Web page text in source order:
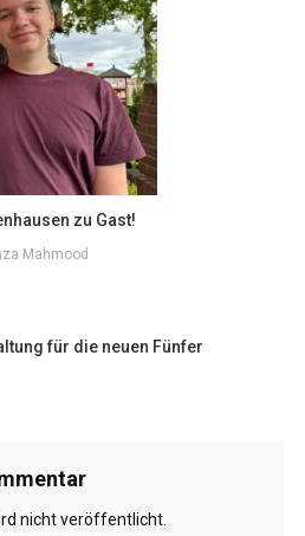
zu Gast!
Mahmood
für die neuen Fünfer
nicht veröffentlicht.